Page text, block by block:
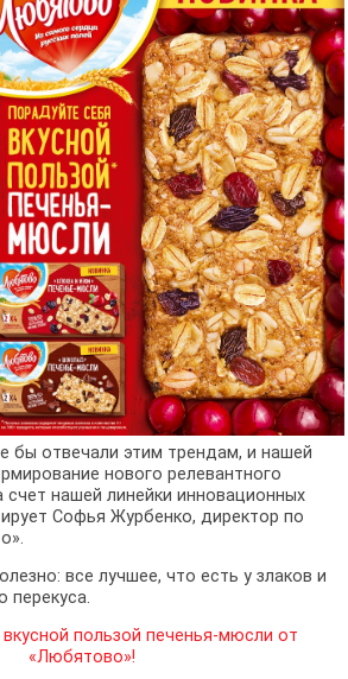
бы отвечали этим трендам, и нашей
нового релевантного
счет нашей линейки инновационных
Софья Журбенко, директор по
все лучшее, что есть у злаков и
перекуса.
пользой печенья-мюсли от
«Любятово»!